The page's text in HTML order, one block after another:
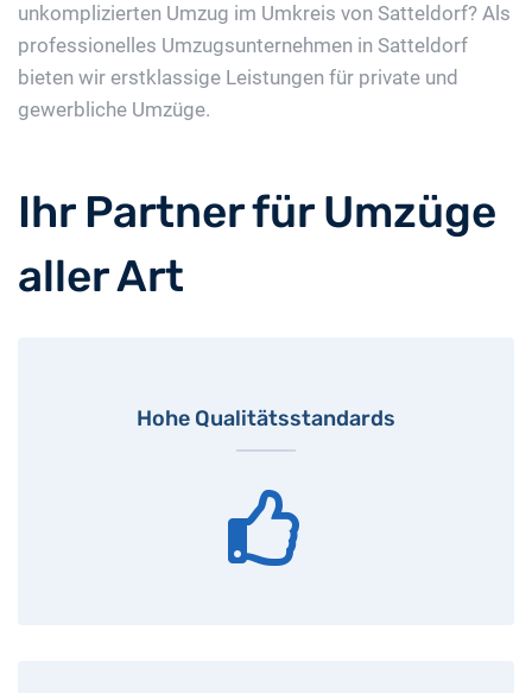
unkomplizierten Umzug im Umkreis von Satteldorf? Als
professionelles Umzugsunternehmen in Satteldorf
bieten wir erstklassige Leistungen für private und
gewerbliche Umzüge.
Ihr Partner für Umzüge
aller Art
Hohe Qualitätsstandards